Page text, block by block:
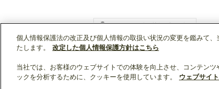
WIN2Kトップ 製品情報
個人情報保護法の改正及び個人情報の取扱い状況の変更を鑑みて
たします。
改定した個人情報保護方針はこちら
当社では、お客様のウェブサイトでの体験を向上させ、コンテン
ックを分析するために、クッキーを使用しています。
ウェブサイ